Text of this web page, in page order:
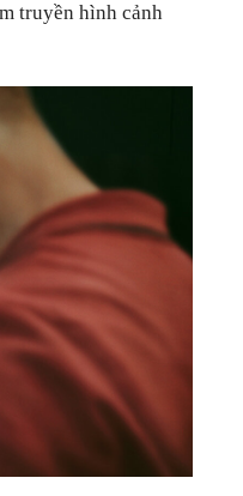
truyền hình cảnh